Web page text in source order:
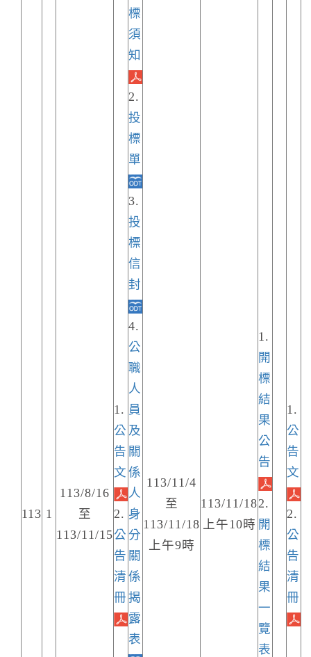
113 1
113/8/16
至
113/11/15
1.
公
告
文
2.
公
告
清
冊
標
須
知
2.
投
標
單
3.
投
標
信
封
4.
公
職
人
員
及
關
係
人
身
分
關
係
揭
露
表
113/11/4
至
113/11/18
上午9時
113/11/18
上午10時
1.
開
標
結
果
公
告
2.
開
標
結
果
一
覽
表
1.
公
告
文
2.
公
告
清
冊